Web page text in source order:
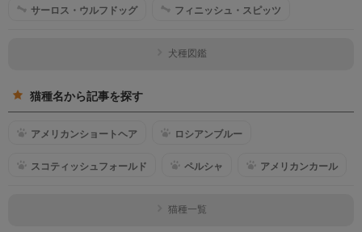
サーロス・ウルフドッグ フィニッシュ・スピッツ
犬種図鑑
猫種名から記事を探す
アメリカンショートヘア ロシアンブルー
スコティッシュフォールド ペルシャ アメリカンカール
猫種一覧